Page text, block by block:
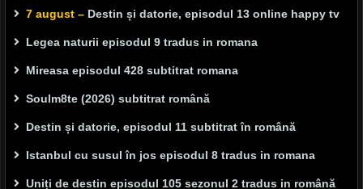
7 august – Destin și datorie, episodul 13 online happy tv
Legea naturii episodul 9 tradus in romana
Mireasa episodul 428 subtitrat romana
Soulm8te (2026) subtitrat română
Destin și datorie, episodul 11 subtitrat în română
Istanbul cu susul în jos episodul 8 tradus in romana
Uniți de destin episodul 105 sezonul 2 tradus in română